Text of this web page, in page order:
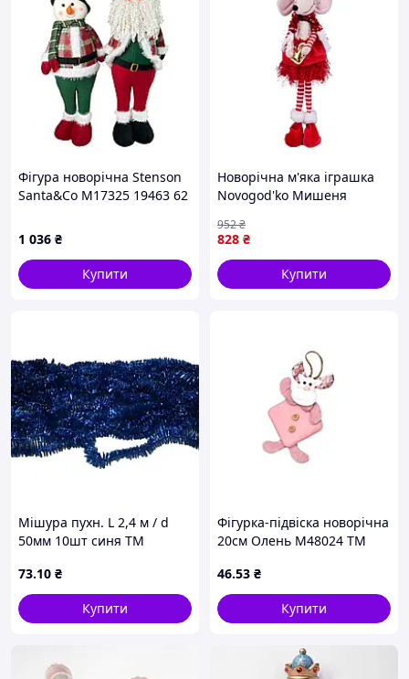
Фігура новорічна Stenson
Santa&Сo M17325 19463 62
1 036 ₴
Купити
Новорічна м'яка іграшка
Novogod'ko Мишеня
см (974785)
828 ₴
952₴
Купити
Мішура пухн. L 2,4 м / d
50мм 10шт синя ТМ
73.10 ₴
Купити
Фігурка-підвіска новорічна
20см Олень M48024 ТМ
46.53 ₴
Купити